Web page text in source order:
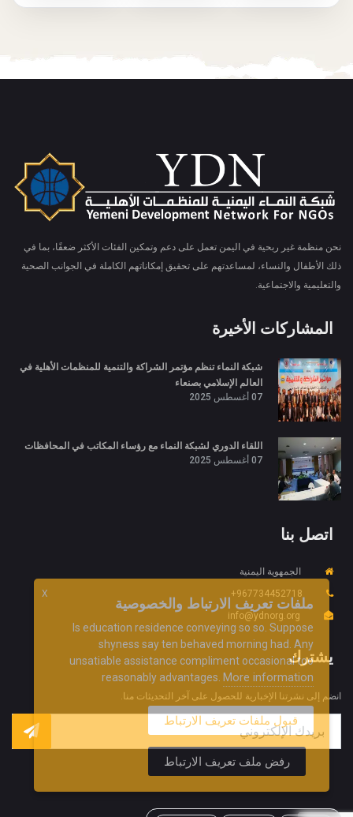
نحن منظمة غير ربحية في اليمن تعمل على دعم وتمكين الفئات الأكثر ضعفًا، بما في
ذلك الأطفال والنساء، لمساعدتهم على تحقيق إمكاناتهم الكاملة في الجوانب الصحية
والتعليمية والاجتماعية.
المشاركات الأخيرة
شبكة النماء تنظم مؤتمر الشراكة والتنمية للمنظمات الأهلية في
العالم الإسلامي بصنعاء
07 أغسطس 2025
اللقاء الدوري لشبكة النماء مع رؤساء المكاتب في المحافظات
07 أغسطس 2025
اتصل بنا
الجمهوية اليمنية
967734452718+
info@ydnorg.org
يشترك
انضم إلى نشرتنا الإخبارية للحصول على آخر التحديثات منا.
X ملفات تعريف الارتباط والخصوصية
Is education residence conveying so so. Suppose
shyness say ten behaved morning had. Any
unsatiable assistance compliment occasional too
reasonably advantages. More information
قبول ملفات تعريف الارتباط
رفض ملف تعريف الارتباط